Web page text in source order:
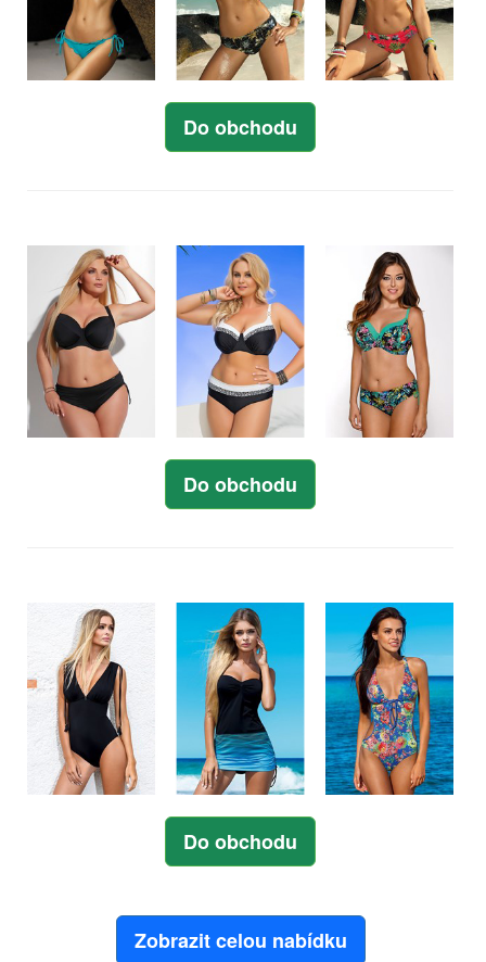
Do obchodu
Do obchodu
Do obchodu
Zobrazit celou nabídku